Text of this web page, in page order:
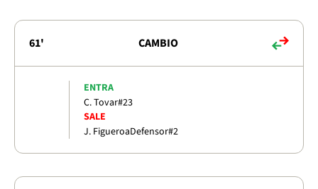
61' CAMBIO
ENTRA
C. Tovar#23
SALE
J. FigueroaDefensor#2